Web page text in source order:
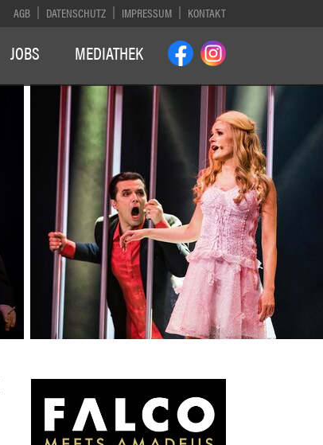
AGB DATENSCHUTZ IMPRESSUM KONTAKT
JOBS MEDIATHEK